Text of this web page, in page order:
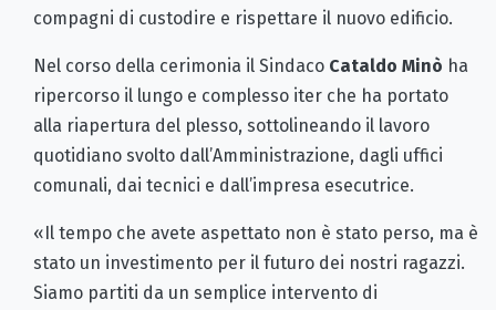
compagni di custodire e rispettare il nuovo edificio.
Nel corso della cerimonia il Sindaco Cataldo Minò ha
ripercorso il lungo e complesso iter che ha portato
alla riapertura del plesso, sottolineando il lavoro
quotidiano svolto dall’Amministrazione, dagli uffici
comunali, dai tecnici e dall’impresa esecutrice.
«Il tempo che avete aspettato non è stato perso, ma è
stato un investimento per il futuro dei nostri ragazzi.
Siamo partiti da un semplice intervento di